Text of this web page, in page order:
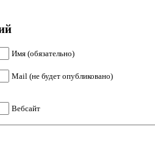
Имя (обязательно)
Mail (не будет опубликовано)
Вебсайт